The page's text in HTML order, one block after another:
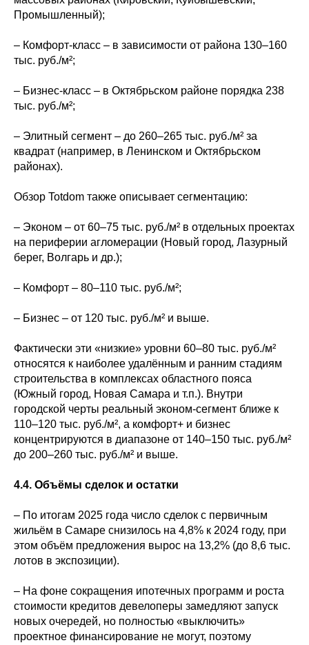
Промышленный);
– Комфорт-класс – в зависимости от района 130–160
тыс. руб./м²;
– Бизнес-класс – в Октябрьском районе порядка 238
тыс. руб./м²;
– Элитный сегмент – до 260–265 тыс. руб./м² за
квадрат (например, в Ленинском и Октябрьском
районах).
Обзор Totdom также описывает сегментацию:
– Эконом – от 60–75 тыс. руб./м² в отдельных проектах
на периферии агломерации (Новый город, Лазурный
берег, Волгарь и др.);
– Комфорт – 80–110 тыс. руб./м²;
– Бизнес – от 120 тыс. руб./м² и выше.
Фактически эти «низкие» уровни 60–80 тыс. руб./м²
относятся к наиболее удалённым и ранним стадиям
строительства в комплексах областного пояса
(Южный город, Новая Самара и т.п.). Внутри
городской черты реальный эконом-сегмент ближе к
110–120 тыс. руб./м², а комфорт+ и бизнес
концентрируются в диапазоне от 140–150 тыс. руб./м²
до 200–260 тыс. руб./м² и выше.
4.4. Объёмы сделок и остатки
– По итогам 2025 года число сделок с первичным
жильём в Самаре снизилось на 4,8% к 2024 году, при
этом объём предложения вырос на 13,2% (до 8,6 тыс.
лотов в экспозиции).
– На фоне сокращения ипотечных программ и роста
стоимости кредитов девелоперы замедляют запуск
новых очередей, но полностью «выключить»
проектное финансирование не могут, поэтому